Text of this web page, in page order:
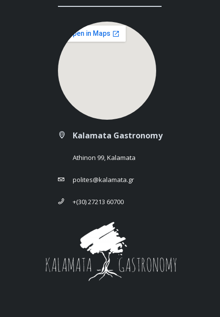
Kalamata Gastronomy
Athinon 99, Kalamata
polites@kalamata.gr
+(30) 27213 60700